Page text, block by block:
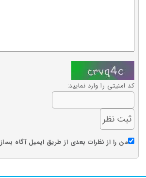
کد امنیتی را وارد نمایید:
من را از نظرات بعدی از طریق ایمیل آگاه بساز